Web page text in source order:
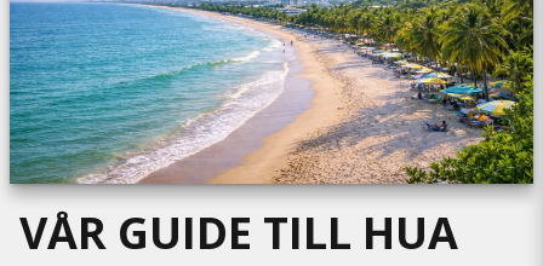
VÅR GUIDE TILL HUA